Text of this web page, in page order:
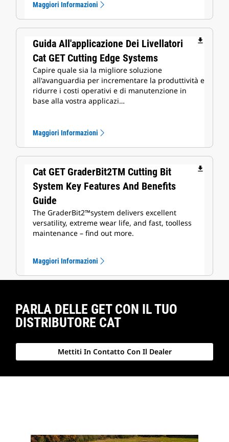
Maggiori Informazioni
Guida All'applicazione Dei Livellatori
Cat GET Cutting Edge Systems
file_download
Capire quale sia la migliore soluzione
all'avanguardia per incrementare la produttività e
ridurre i costi operativi e di manutenzione in
base alla vostra applicazi…
Maggiori Informazioni
Cat GET GraderBit2TM Cutting Bit
System Key Features And Benefits
Guide
file_download
The GraderBit2™️system delivers excellent
versatility, extreme wear life, and fast, toolless
maintenance – find out more.
Maggiori Informazioni
PARLA DELLE GET CON IL TUO
DISTRIBUTORE CAT
Mettiti In Contatto Con Il Dealer